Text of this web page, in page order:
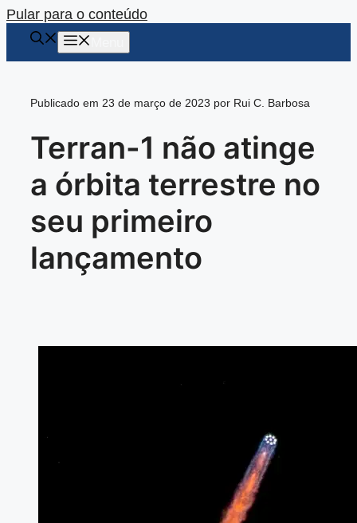
Pular para o conteúdo
Publicado em 23 de março de 2023 por Rui C. Barbosa
Terran-1 não atinge
a órbita terrestre no
seu primeiro
lançamento